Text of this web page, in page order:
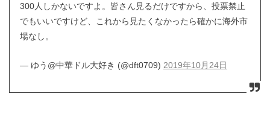
300人しかないですよ。皆さん見るだけですから、投票禁止
でもいいですけど、これから見たくなかったら確かに海外市
場なし。
— ゆう@中華ドル大好き (@dft0709) 2019年10月24日